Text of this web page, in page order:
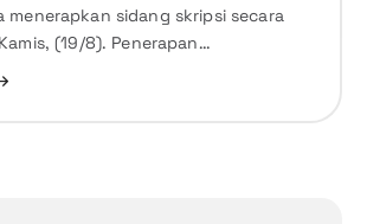
menerapkan sidang skripsi secara
(19/8). Penerapan…